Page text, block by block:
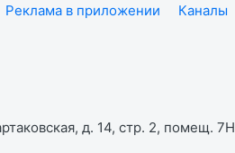
Реклама в приложении Каналы
д. 14, стр. 2, помещ. 7Н